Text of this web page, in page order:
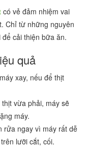
có vẻ đảm nhiệm vai
Chỉ từ những nguyên
cải thiện bữa ăn.
quả
xay, nếu để thịt
vừa phải, máy sẽ
máy.
rửa ngay vì máy rất dễ
lưỡi cắt, cối.